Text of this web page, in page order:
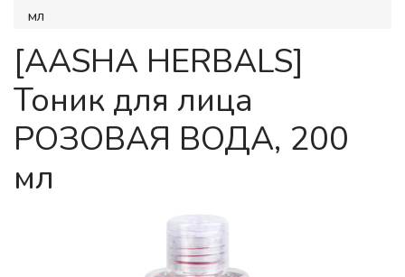
мл
[AASHA HERBALS]
Тоник для лица
РОЗОВАЯ ВОДА, 200
мл